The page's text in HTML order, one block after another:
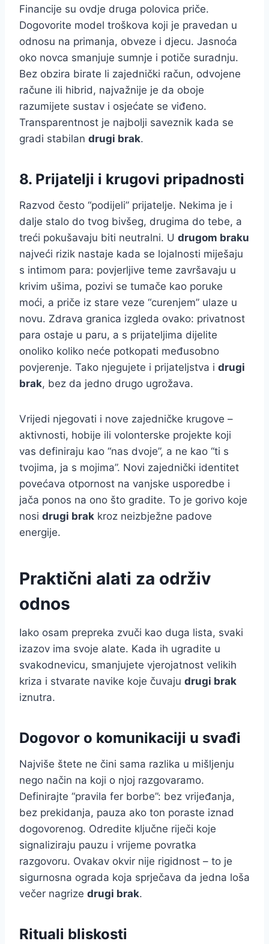
Financije su ovdje druga polovica priče.
Dogovorite model troškova koji je pravedan u
odnosu na primanja, obveze i djecu. Jasnoća
oko novca smanjuje sumnje i potiče suradnju.
Bez obzira birate li zajednički račun, odvojene
račune ili hibrid, najvažnije je da oboje
razumijete sustav i osjećate se viđeno.
Transparentnost je najbolji saveznik kada se
gradi stabilan drugi brak.
8. Prijatelji i krugovi pripadnosti
Razvod često “podijeli” prijatelje. Nekima je i
dalje stalo do tvog bivšeg, drugima do tebe, a
treći pokušavaju biti neutralni. U drugom braku
najveći rizik nastaje kada se lojalnosti miješaju
s intimom para: povjerljive teme završavaju u
krivim ušima, pozivi se tumače kao poruke
moći, a priče iz stare veze “curenjem” ulaze u
novu. Zdrava granica izgleda ovako: privatnost
para ostaje u paru, a s prijateljima dijelite
onoliko koliko neće potkopati međusobno
povjerenje. Tako njegujete i prijateljstva i drugi
brak, bez da jedno drugo ugrožava.
Vrijedi njegovati i nove zajedničke krugove –
aktivnosti, hobije ili volonterske projekte koji
vas definiraju kao “nas dvoje”, a ne kao “ti s
tvojima, ja s mojima”. Novi zajednički identitet
povećava otpornost na vanjske usporedbe i
jača ponos na ono što gradite. To je gorivo koje
nosi drugi brak kroz neizbježne padove
energije.
Praktični alati za održiv
odnos
Iako osam prepreka zvuči kao duga lista, svaki
izazov ima svoje alate. Kada ih ugradite u
svakodnevicu, smanjujete vjerojatnost velikih
kriza i stvarate navike koje čuvaju drugi brak
iznutra.
Dogovor o komunikaciji u svađi
Najviše štete ne čini sama razlika u mišljenju
nego način na koji o njoj razgovaramo.
Definirajte “pravila fer borbe”: bez vrijeđanja,
bez prekidanja, pauza ako ton poraste iznad
dogovorenog. Odredite ključne riječi koje
signaliziraju pauzu i vrijeme povratka
razgovoru. Ovakav okvir nije rigidnost – to je
sigurnosna ograda koja sprječava da jedna loša
večer nagrize drugi brak.
Rituali bliskosti